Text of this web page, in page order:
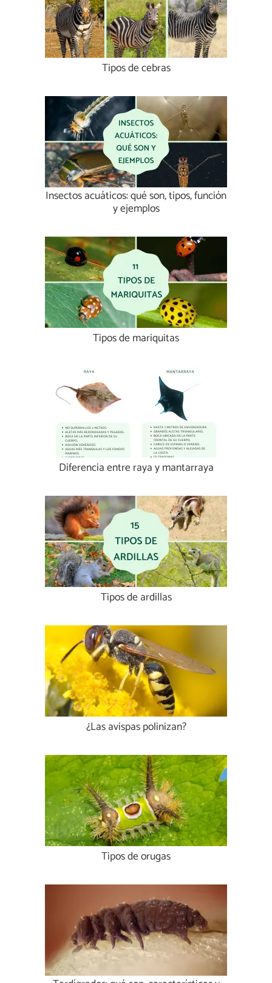
Tipos de cebras
Insectos acuáticos: qué son, tipos, función
y ejemplos
Tipos de mariquitas
Diferencia entre raya y mantarraya
Tipos de ardillas
¿Las avispas polinizan?
Tipos de orugas